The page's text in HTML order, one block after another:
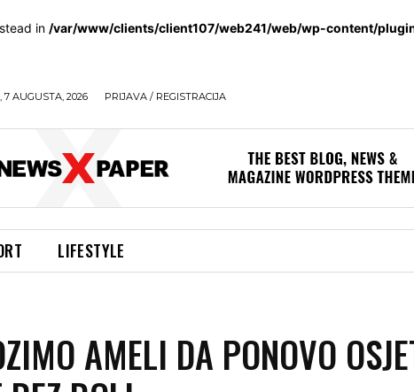
in /var/www/clients/client107/web241/web/wp-content/
7 AUGUSTA, 2026 PRIJAVA / REGISTRACIJA
LIFESTYLE
AMELI DA PONOVO